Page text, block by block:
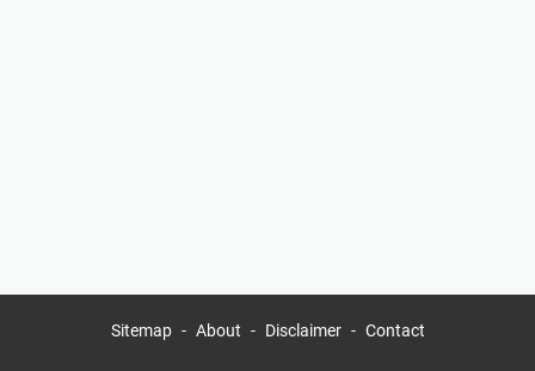
Sitemap About Disclaimer Contact